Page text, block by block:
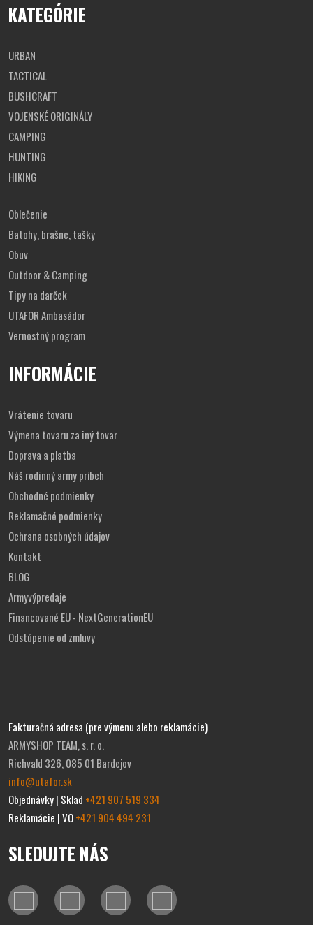
KATEGÓRIE
URBAN
TACTICAL
BUSHCRAFT
VOJENSKÉ ORIGINÁLY
CAMPING
HUNTING
HIKING
Oblečenie
Batohy, brašne, tašky
Obuv
Outdoor & Camping
Tipy na darček
UTAFOR Ambasádor
Vernostný program
INFORMÁCIE
Vrátenie tovaru
Výmena tovaru za iný tovar
Doprava a platba
Náš rodinný army príbeh
Obchodné podmienky
Reklamačné podmienky
Ochrana osobných údajov
Kontakt
BLOG
Armyvýpredaje
Financované EU - NextGenerationEU
Odstúpenie od zmluvy
Fakturačná adresa (pre výmenu alebo reklamácie)
ARMYSHOP TEAM, s. r. o.
Richvald 326, 085 01 Bardejov
info@utafor.sk
Objednávky | Sklad +421 907 519 334
Reklamácie | VO+421 904 494 231
SLEDUJTE NÁS